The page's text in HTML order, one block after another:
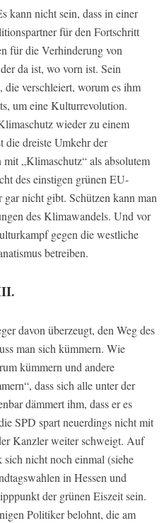
kann nicht sein, dass in einer
für den Fortschritt
für die Verhinderung von
da ist, wo vorn ist. Sein
die verschleiert, worum es ihm
um eine Kulturrevolution.
wieder zu einem
die dreiste Umkehr der
„Klimaschutz“ als absolutem
des einstigen grünen EU-
nicht gibt. Schützen kann man
des Klimawandels. Und vor
gegen die westliche
betreiben.
davon überzeugt, den Weg des
man sich kümmern. Wie
kümmern und andere
dass sich alle unter der
dämmert ihm, dass er es
SPD spart neuerdings nicht mit
Kanzler weiter schweigt. Auf
nicht noch einmal (siehe
in Hessen und
der grünen Eiszeit sein.
Politiker belohnt, die am